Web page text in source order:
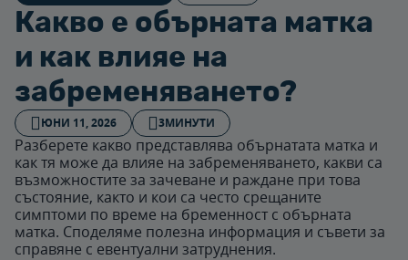
Какво е обърната матка
и как влияе на
забременяването?
ЮНИ 11, 2026 3МИНУТИ
Разберете какво представлява обърнатата матка и
как тя може да влияе на забременяването, какви са
възможностите за зачеване и раждане при това
състояние, както и кои са често срещаните
симптоми по време на бременност с обърната
матка. Споделяме полезна информация и съвети за
справяне с евентуални затруднения.